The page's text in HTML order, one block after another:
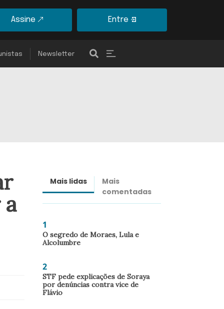
Assine Entre
Newsletter
Mais lidas
Mais
comentadas
1
O segredo de Moraes, Lula e
Alcolumbre
2
STF pede explicações de Soraya
por denúncias contra vice de
Flávio